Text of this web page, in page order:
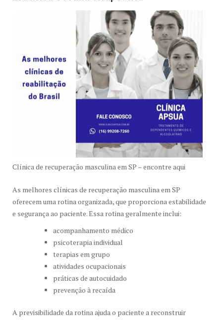
Clínica de recuperação masculina em SP – encontre aqui
As melhores clínicas de recuperação masculina em SP
oferecem uma rotina organizada, que proporciona estabilidade
e segurança ao paciente. Essa rotina geralmente inclui:
acompanhamento médico
psicoterapia individual
terapias em grupo
atividades ocupacionais
práticas de autocuidado
prevenção à recaída
A previsibilidade da rotina ajuda o paciente a reconstruir